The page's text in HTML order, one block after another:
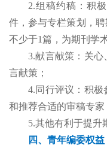
2.组稿约稿：积
件，参与专栏策划，
不少于1篇，为期刊学
3.献言献策：关
言献策；
4.同行评议：积
和推荐合适的审稿专家
5.其他有利于提升
四、青年编委权益